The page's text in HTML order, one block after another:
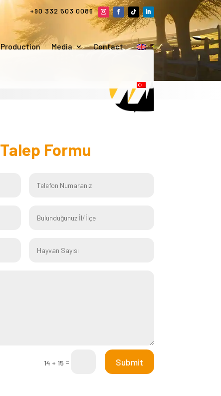
+90 332 503 0086
Production Media Contact
Talep Formu
14 + 15 = Submit